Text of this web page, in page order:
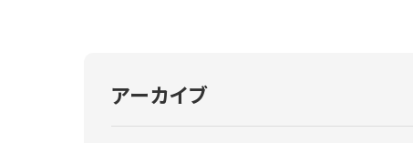
アーカイブ